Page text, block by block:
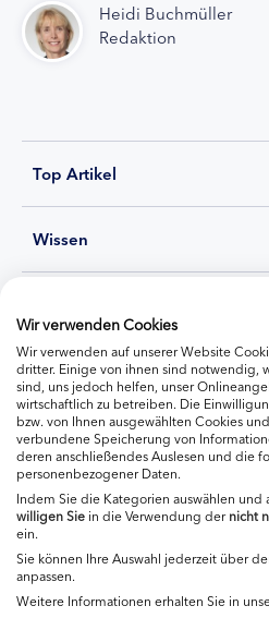
Heidi Buchmüller
Redaktion
Top Artikel
Wissen
Ernährung
Produkte
Wir verwenden Cookies
Wir verwenden auf unserer Website
dritter. Einige von ihnen sind notwendig,
sind, uns jedoch helfen, unser
wirtschaftlich zu betreiben. Die
bzw. von Ihnen ausgewählten Cookies
verbundene Speicherung von
deren anschließendes Auslesen und die
personenbezogener Daten.
Indem Sie die Kategorien auswählen und
willigenSie in die Verwendung dernicht
ein.
Sie können Ihre Auswahl jederzeit über
anpassen.
Weitere Informationen erhalten Sie in